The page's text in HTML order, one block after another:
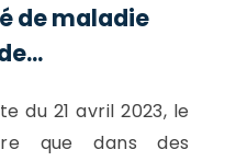
de maladie
du 21 avril 2023, le
que dans des